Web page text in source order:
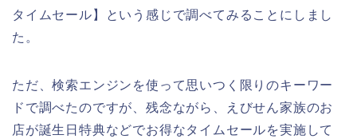
タイムセール】という感じで調べてみることにしまし
た。
ただ、検索エンジンを使って思いつく限りのキーワー
ドで調べたのですが、残念ながら、えびせん家族のお
店が誕生日特典などでお得なタイムセールを実施して